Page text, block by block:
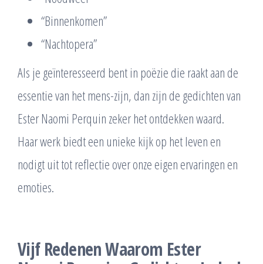
“Binnenkomen”
“Nachtopera”
Als je geïnteresseerd bent in poëzie die raakt aan de
essentie van het mens-zijn, dan zijn de gedichten van
Ester Naomi Perquin zeker het ontdekken waard.
Haar werk biedt een unieke kijk op het leven en
nodigt uit tot reflectie over onze eigen ervaringen en
emoties.
Vijf Redenen Waarom Ester